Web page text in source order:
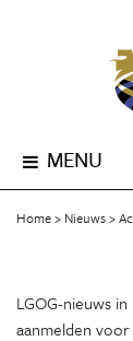
MENU
Home Nieuws
LGOG-nieuws
aanmelden